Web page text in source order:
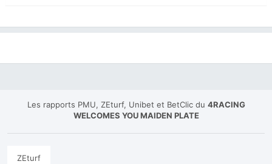
Les rapports PMU, ZEturf, Unibet et BetClic du 4RACING
WELCOMES YOU MAIDEN PLATE
ZEturf